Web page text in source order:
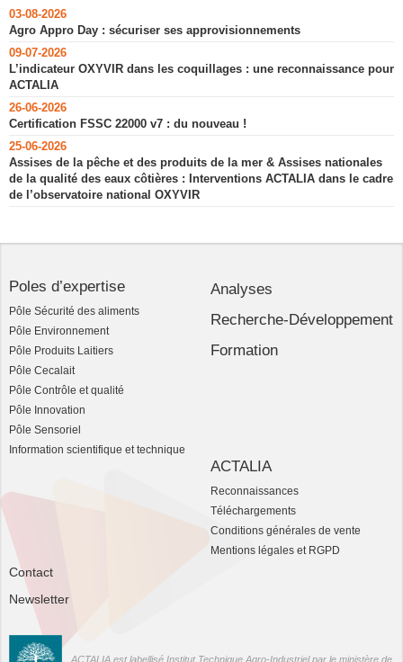
03-08-2026
Agro Appro Day : sécuriser ses approvisionnements
09-07-2026
L’indicateur OXYVIR dans les coquillages : une reconnaissance pour
ACTALIA
26-06-2026
Certification FSSC 22000 v7 : du nouveau !
25-06-2026
Assises de la pêche et des produits de la mer & Assises nationales
de la qualité des eaux côtières : Interventions ACTALIA dans le cadre
de l’observatoire national OXYVIR
Poles d’expertise
Pôle Sécurité des aliments
Pôle Environnement
Pôle Produits Laitiers
Pôle Cecalait
Pôle Contrôle et qualité
Pôle Innovation
Pôle Sensoriel
Information scientifique et technique
Analyses
Recherche-Développement
Formation
ACTALIA
Reconnaissances
Téléchargements
Conditions générales de vente
Mentions légales et RGPD
Contact
Newsletter
ACTALIA est labellisé Institut Technique Agro-Industriel par le ministère de